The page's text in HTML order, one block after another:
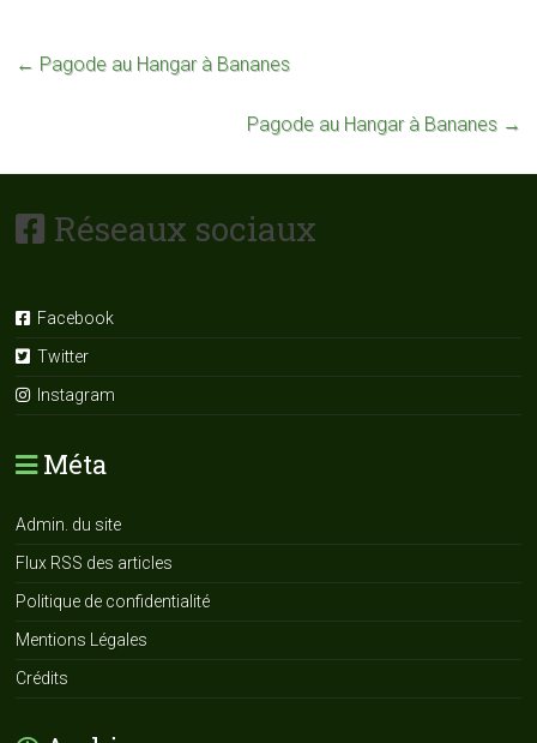
← Pagode au Hangar à Bananes
Pagode au Hangar à Bananes →
Réseaux sociaux
Facebook
Twitter
Instagram
Méta
Admin. du site
Flux RSS des articles
Politique de confidentialité
Mentions Légales
Crédits